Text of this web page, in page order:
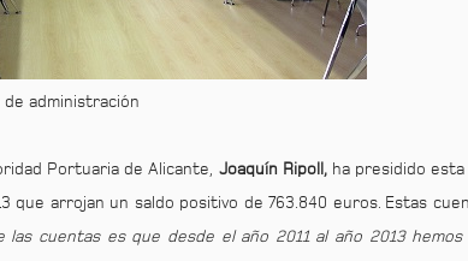
administración
Portuaria de Alicante, Joaquín Ripoll, ha presidido
que arrojan un saldo positivo de 763.840 euros. Estas
las cuentas es que desde el año 2011 al año 2013